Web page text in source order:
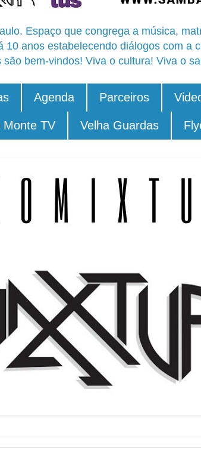
Espaço que congrega a música,
anos estabelecendo diálogos com a
bem-vindos! Viva o cultura! Viva o
Agenda Parceiros
Monte TV Velha Guardas